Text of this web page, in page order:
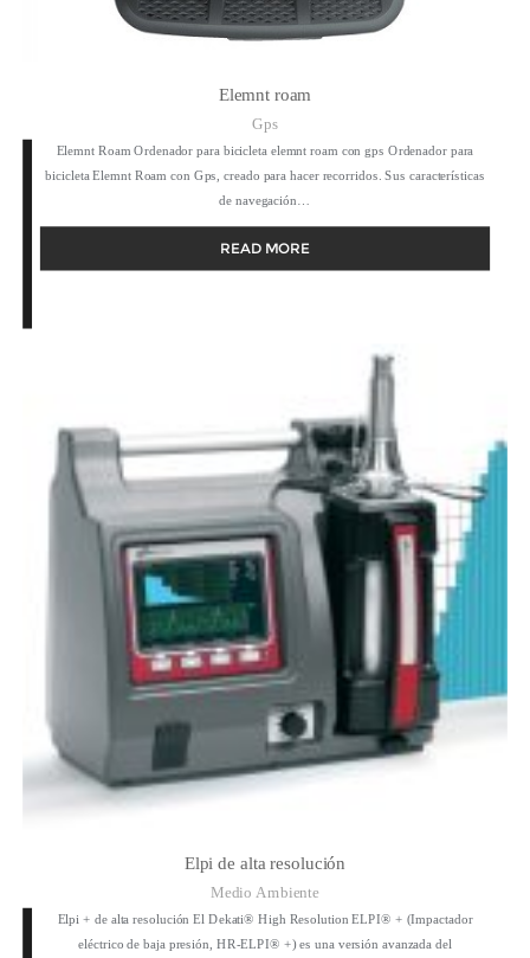
Elemnt roam
Gps
Elemnt Roam Ordenador para bicicleta elemnt roam con gps Ordenador para
bicicleta Elemnt Roam con Gps, creado para hacer recorridos. Sus características
de navegación…
READ MORE
Elpi de alta resolución
Medio Ambiente
Elpi + de alta resolución El Dekati® High Resolution ELPI® + (Impactador
eléctrico de baja presión, HR-ELPI® +) es una versión avanzada del